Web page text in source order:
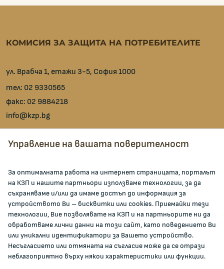
КОМИСИЯ ЗА ЗАЩИТА НА ПОТРЕБИТЕЛИТЕ
ул. Врабча 1, етажи 3-5, София 1000
тел: 02 9330565
факс: 02 9884218
info@kzp.bg
Всички контакти
ЗА КОМИСИЯТА
За КЗП
Кои сме ние
Кариери
Управление на вашата поверителност
За оптималната работа на интернет страницата, порталът
на КЗП и нашите партньори използваме технологии, за да
съхраняваме и/или да имаме достъп до информация за
устройството Ви – бисквитки или cookies. Приемайки тези
технологии, Вие позволявате на КЗП и на партньорите ни да
обработваме лични данни на този сайт, като поведението Ви
или уникални идентификатори за Вашето устройство.
Несъгласието или отмяната на съгласие може да се отрази
неблагоприятно върху някои характеристики или функции.